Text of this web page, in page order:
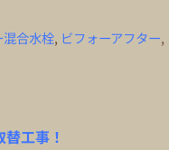
混合水栓, ビフォーアフター,
工事！